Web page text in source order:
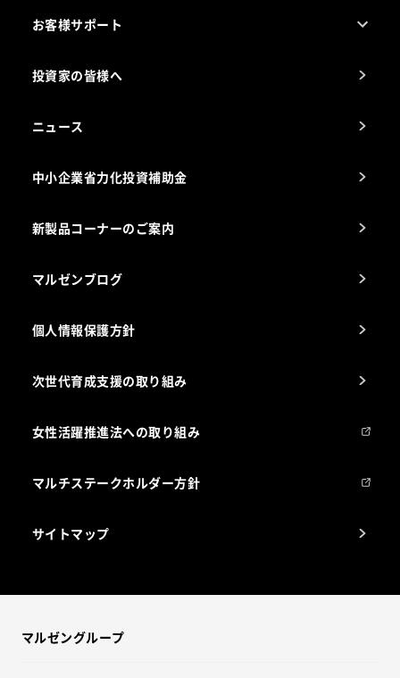
電気・ガス別厨房機器
お客様サポート
アフターサービスお問合せ先
海外出店をご検討のお客様へ
投資家の皆様へ
ニュース
中小企業省力化投資補助金
新製品コーナーのご案内
マルゼンブログ
個人情報保護方針
次世代育成支援の取り組み
女性活躍推進法への取り組み
マルチステークホルダー方針
サイトマップ
マルゼングループ